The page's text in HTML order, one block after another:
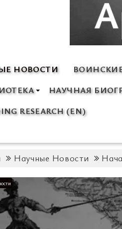
НОВОСТИ
НАУЧНАЯ
RESEARCH (EN)
Научные Новости